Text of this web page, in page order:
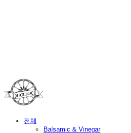
전체
Balsamic & Vinegar